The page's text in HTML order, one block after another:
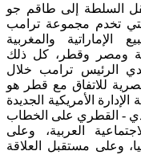
السلطة إلى طاقم جو
تخدم مجموعة ترامب
الإماراتية والمغربية
ومصر وقطر، كل ذلك
الرئيس ترامب خلال
للاتفاق مع قطر هو
الأمريكية الجديدة
- القطري على الخطاب
العربية، وعلى
وعلى مستقبل العلاقة